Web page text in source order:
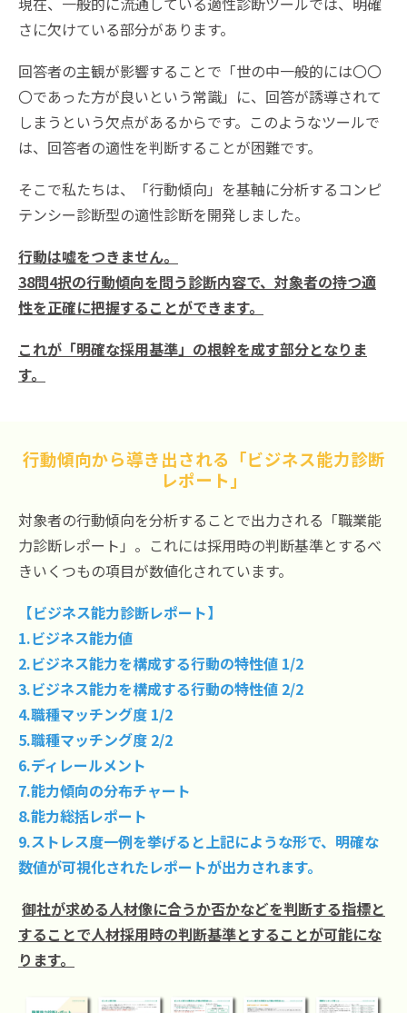
さに欠けている部分があります。
回答者の主観が影響することで「世の中一般的には〇〇
〇であった方が良いという常識」に、回答が誘導されて
しまうという欠点があるからです。このようなツールで
は、回答者の適性を判断することが困難です。
そこで私たちは、「行動傾向」を基軸に分析するコンピ
テンシー診断型の適性診断を開発しました。
行動は嘘をつきません。
38問4択の行動傾向を問う診断内容で、対象者の持つ適
性を正確に把握することができます。
これが「明確な採用基準」の根幹を成す部分となりま
す。
行動傾向から導き出される「ビジネス能力診断
レポート」
対象者の行動傾向を分析することで出力される「職業能
力診断レポート」。これには採用時の判断基準とするべ
きいくつもの項目が数値化されています。
【ビジネス能力診断レポート】
1.ビジネス能力値
2.ビジネス能力を構成する行動の特性値 1/2
3.ビジネス能力を構成する行動の特性値 2/2
4.職種マッチング度 1/2
5.職種マッチング度 2/2
6.ディレールメント
7.能力傾向の分布チャート
8.能力総括レポート
9.ストレス度一例を挙げると上記にような形で、明確な
数値が可視化されたレポートが出力されます。
御社が求める人材像に合うか否かなどを判断する指標と
することで人材採用時の判断基準とすることが可能にな
ります。